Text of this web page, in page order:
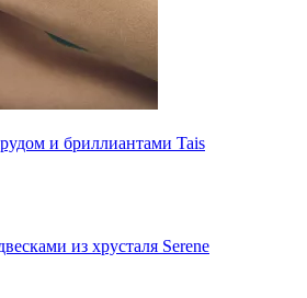
и бриллиантами Tais
из хрусталя Serene